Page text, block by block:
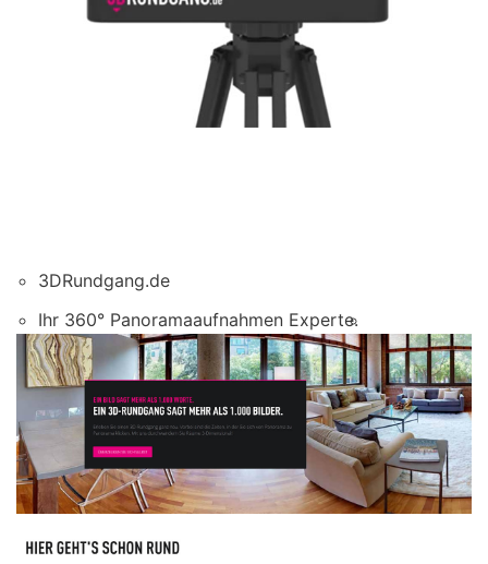
3DRundgang.de
Ihr 360° Panoramaaufnahmen Experte.